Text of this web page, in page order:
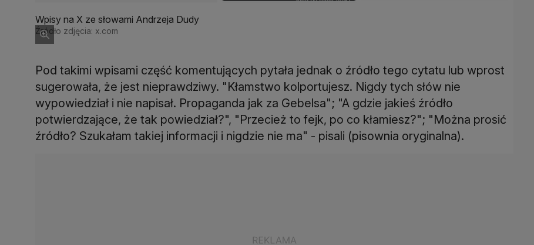
Wpisy na X ze słowami Andrzeja Dudy
Źródło zdjęcia: x.com
Pod takimi wpisami część komentujących pytała jednak o źródło tego cytatu lub wprost
sugerowała, że jest nieprawdziwy. "Kłamstwo kolportujesz. Nigdy tych słów nie
wypowiedział i nie napisał. Propaganda jak za Gebelsa"; "A gdzie jakieś źródło
potwierdzające, że tak powiedział?", "Przecież to fejk, po co kłamiesz?"; "Można prosić
źródło? Szukałam takiej informacji i nigdzie nie ma" - pisali (pisownia oryginalna).